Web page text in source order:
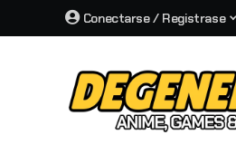
Conectarse / Registrase